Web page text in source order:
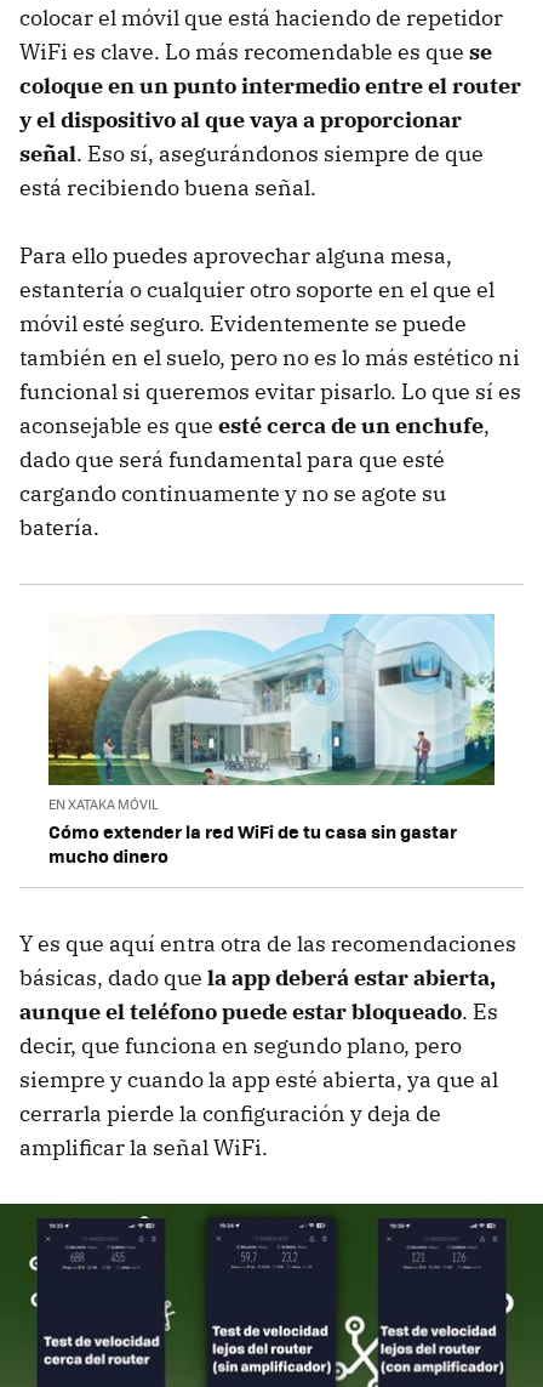
colocar el móvil que está haciendo de repetidor
WiFi es clave. Lo más recomendable es que se
coloque en un punto intermedio entre el router
y el dispositivo al que vaya a proporcionar
señal. Eso sí, asegurándonos siempre de que
está recibiendo buena señal.
Para ello puedes aprovechar alguna mesa,
estantería o cualquier otro soporte en el que el
móvil esté seguro. Evidentemente se puede
también en el suelo, pero no es lo más estético ni
funcional si queremos evitar pisarlo. Lo que sí es
aconsejable es que esté cerca de un enchufe,
dado que será fundamental para que esté
cargando continuamente y no se agote su
batería.
EN XATAKA MÓVIL
Cómo extender la red WiFi de tu casa sin gastar
mucho dinero
Y es que aquí entra otra de las recomendaciones
básicas, dado que la app deberá estar abierta,
aunque el teléfono puede estar bloqueado. Es
decir, que funciona en segundo plano, pero
siempre y cuando la app esté abierta, ya que al
cerrarla pierde la configuración y deja de
amplificar la señal WiFi.